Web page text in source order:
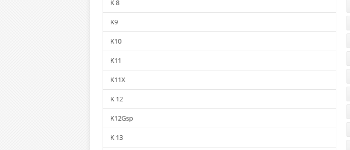
K 8
K9
K10
K11
K11X
K 12
K12Gsp
K 13